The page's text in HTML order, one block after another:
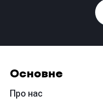
Основне
Про нас